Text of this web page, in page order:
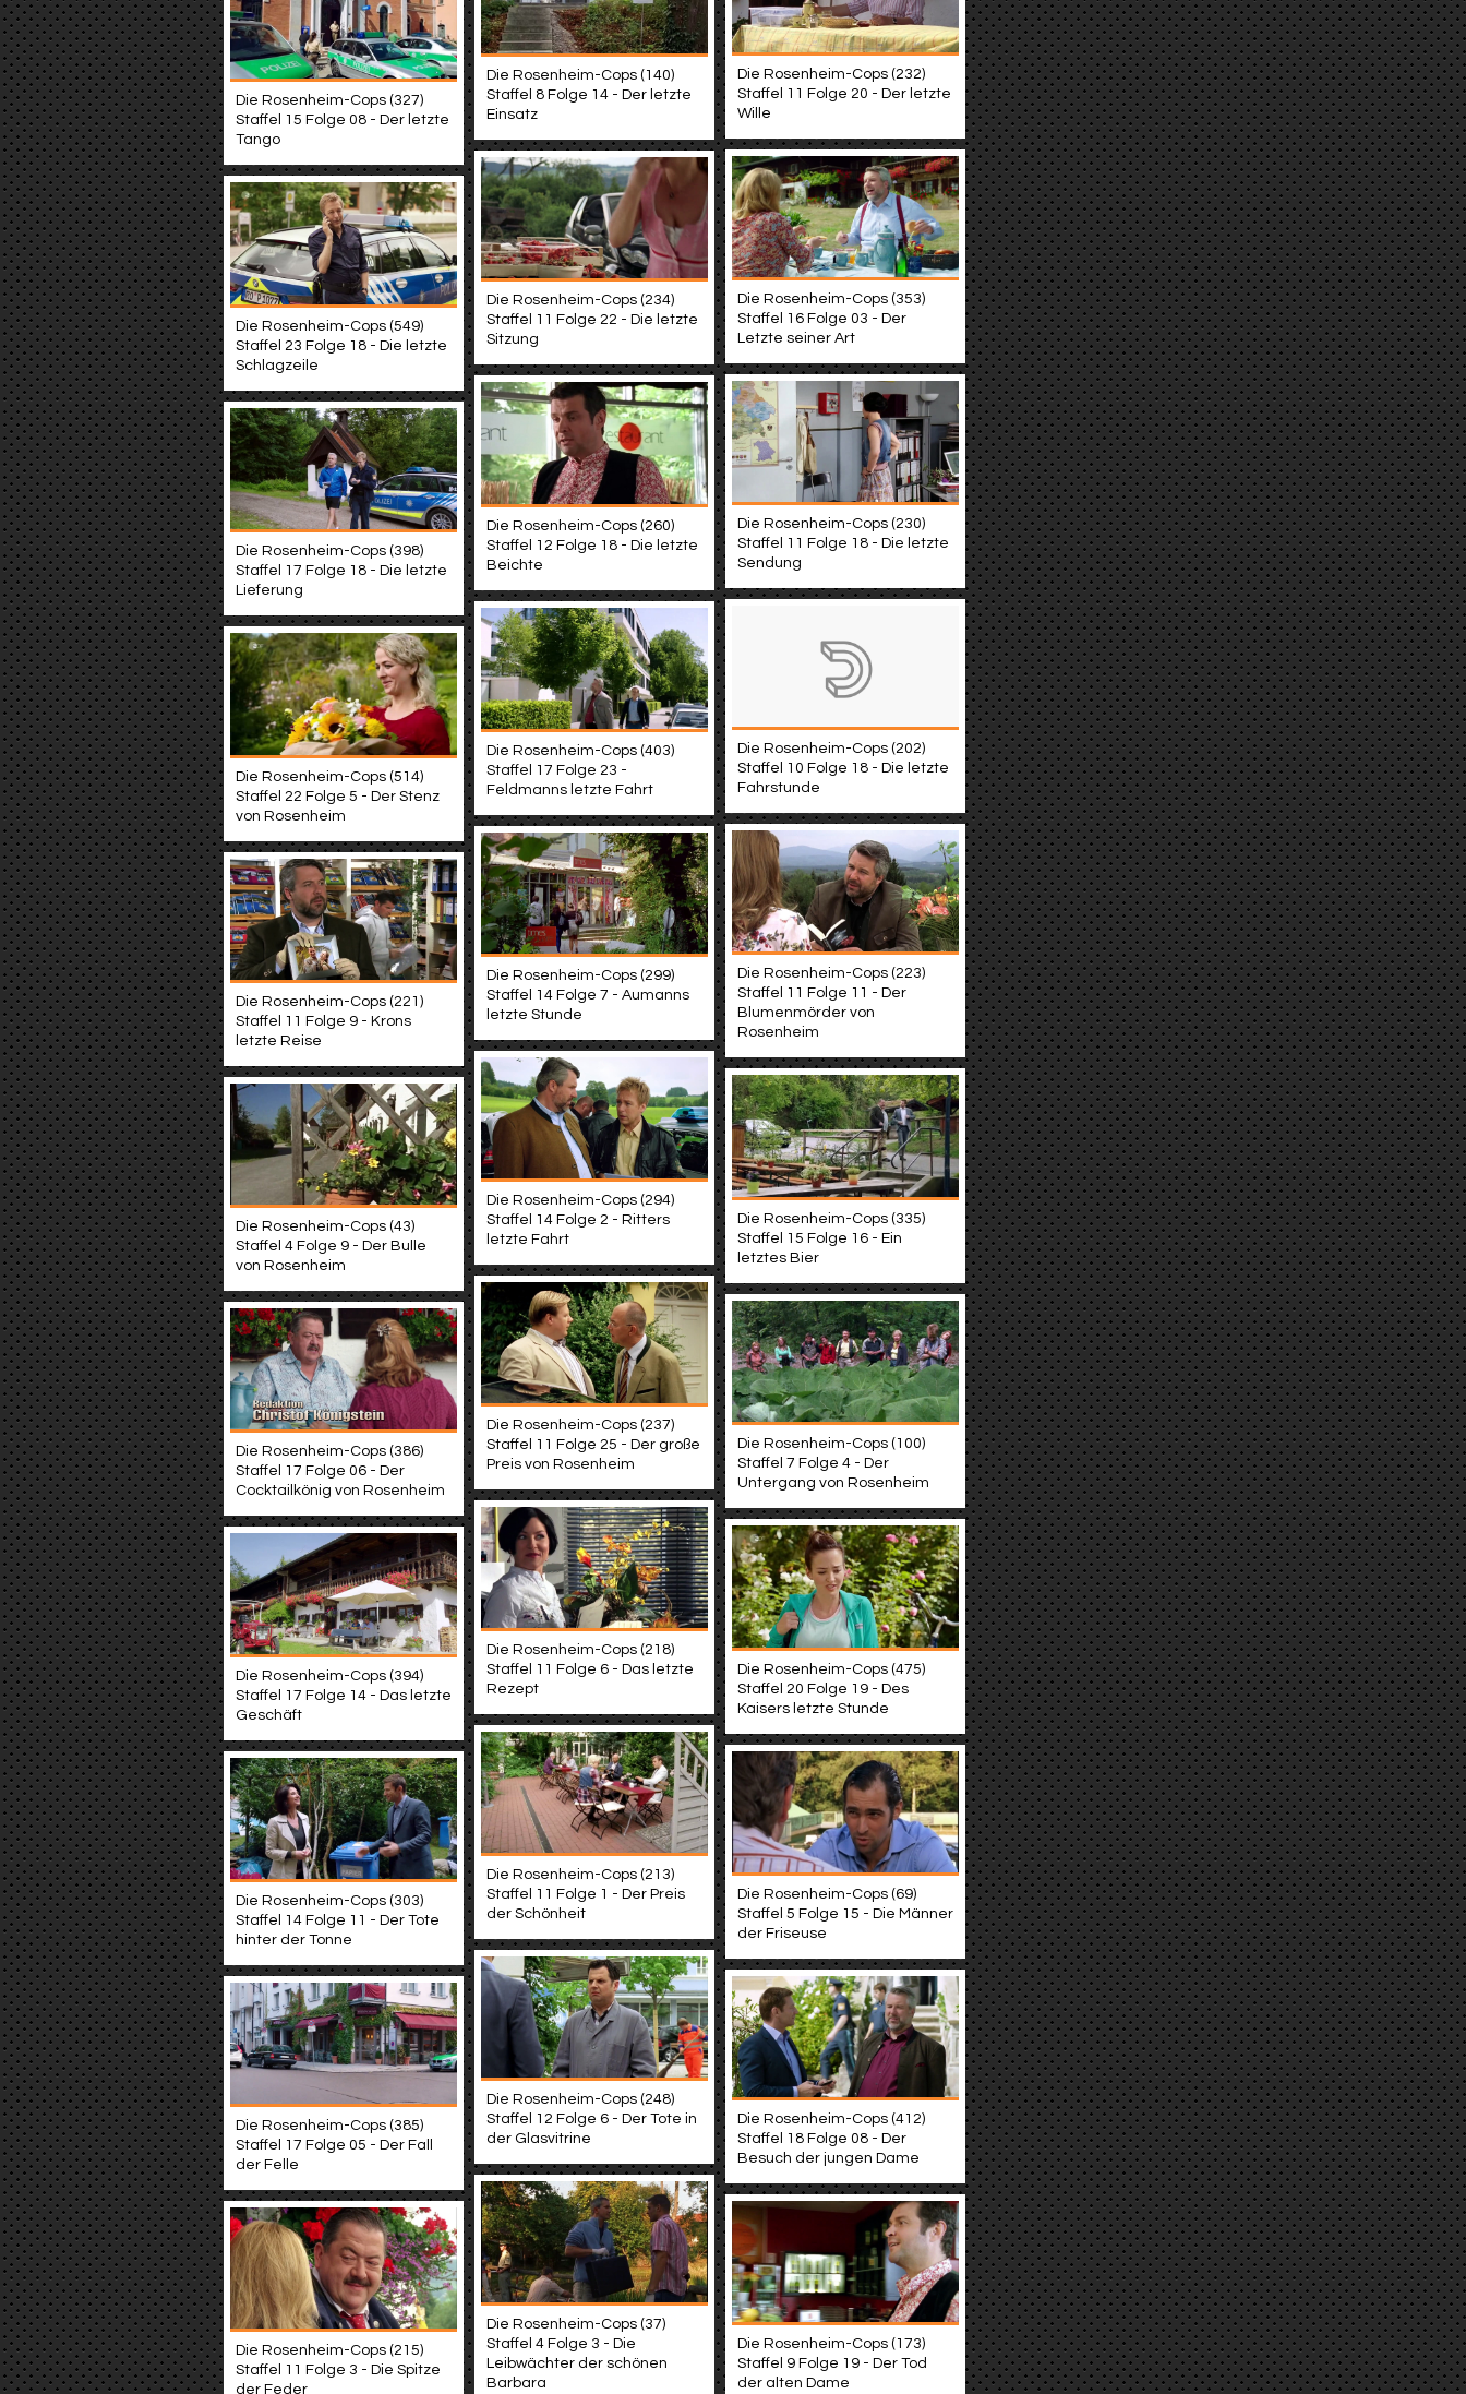
Die Rosenheim-Cops (140)
Staffel 8 Folge 14 - Der letzte
Einsatz
Die Rosenheim-Cops (232)
Staffel 11 Folge 20 - Der letzte
Wille
Die Rosenheim-Cops (327)
Staffel 15 Folge 08 - Der letzte
Tango
Die Rosenheim-Cops (353)
Staffel 16 Folge 03 - Der
Letzte seiner Art
Die Rosenheim-Cops (234)
Staffel 11 Folge 22 - Die letzte
Sitzung
Die Rosenheim-Cops (549)
Staffel 23 Folge 18 - Die letzte
Schlagzeile
Die Rosenheim-Cops (230)
Staffel 11 Folge 18 - Die letzte
Sendung
Die Rosenheim-Cops (260)
Staffel 12 Folge 18 - Die letzte
Beichte
Die Rosenheim-Cops (398)
Staffel 17 Folge 18 - Die letzte
Lieferung
Die Rosenheim-Cops (202)
Staffel 10 Folge 18 - Die letzte
Fahrstunde
Die Rosenheim-Cops (403)
Staffel 17 Folge 23 -
Feldmanns letzte Fahrt
Die Rosenheim-Cops (514)
Staffel 22 Folge 5 - Der Stenz
von Rosenheim
Die Rosenheim-Cops (223)
Staffel 11 Folge 11 - Der
Blumenmörder von
Rosenheim
Die Rosenheim-Cops (299)
Staffel 14 Folge 7 - Aumanns
letzte Stunde
Die Rosenheim-Cops (221)
Staffel 11 Folge 9 - Krons
letzte Reise
Die Rosenheim-Cops (294)
Staffel 14 Folge 2 - Ritters
letzte Fahrt
Die Rosenheim-Cops (335)
Staffel 15 Folge 16 - Ein
letztes Bier
Die Rosenheim-Cops (43)
Staffel 4 Folge 9 - Der Bulle
von Rosenheim
Die Rosenheim-Cops (237)
Staffel 11 Folge 25 - Der große
Preis von Rosenheim
Die Rosenheim-Cops (100)
Staffel 7 Folge 4 - Der
Untergang von Rosenheim
Die Rosenheim-Cops (386)
Staffel 17 Folge 06 - Der
Cocktailkönig von Rosenheim
Die Rosenheim-Cops (218)
Staffel 11 Folge 6 - Das letzte
Rezept
Die Rosenheim-Cops (475)
Staffel 20 Folge 19 - Des
Kaisers letzte Stunde
Die Rosenheim-Cops (394)
Staffel 17 Folge 14 - Das letzte
Geschäft
Die Rosenheim-Cops (213)
Staffel 11 Folge 1 - Der Preis
der Schönheit
Die Rosenheim-Cops (69)
Staffel 5 Folge 15 - Die Männer
der Friseuse
Die Rosenheim-Cops (303)
Staffel 14 Folge 11 - Der Tote
hinter der Tonne
Die Rosenheim-Cops (248)
Staffel 12 Folge 6 - Der Tote in
der Glasvitrine
Die Rosenheim-Cops (412)
Staffel 18 Folge 08 - Der
Besuch der jungen Dame
Die Rosenheim-Cops (385)
Staffel 17 Folge 05 - Der Fall
der Felle
Die Rosenheim-Cops (37)
Staffel 4 Folge 3 - Die
Leibwächter der schönen
Barbara
Die Rosenheim-Cops (173)
Staffel 9 Folge 19 - Der Tod
der alten Dame
Die Rosenheim-Cops (215)
Staffel 11 Folge 3 - Die Spitze
der Feder